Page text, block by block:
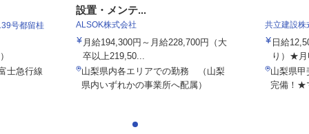
号都留桂
士急行線
設置・メンテ...
ALSOK株式会社
月給194,300円～月給228,700円（大
卒以上219,50...
山梨県内各エリアでの勤務 （山梨
県内いずれかの事業所へ配属）
共立建設
日給
り）★月
山梨県
完備！★